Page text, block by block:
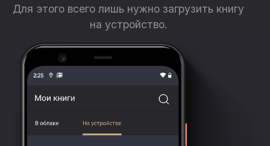
Для этого всего лишь нужно загрузить книгу
на устройство.